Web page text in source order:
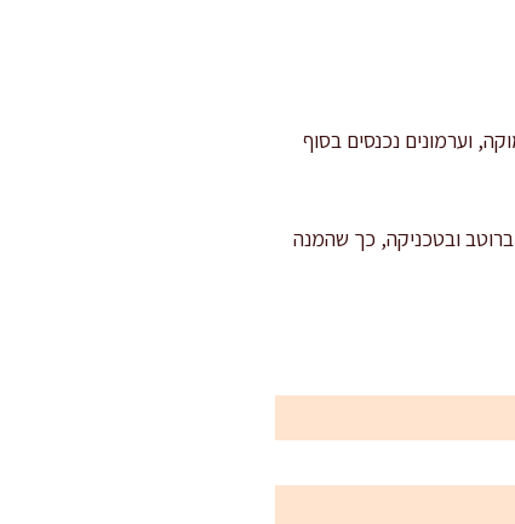
וערמונים נכנסים בסוף
ברוטב ובטכניקה, כך שהמנה